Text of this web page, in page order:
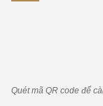
Quét mã QR code để